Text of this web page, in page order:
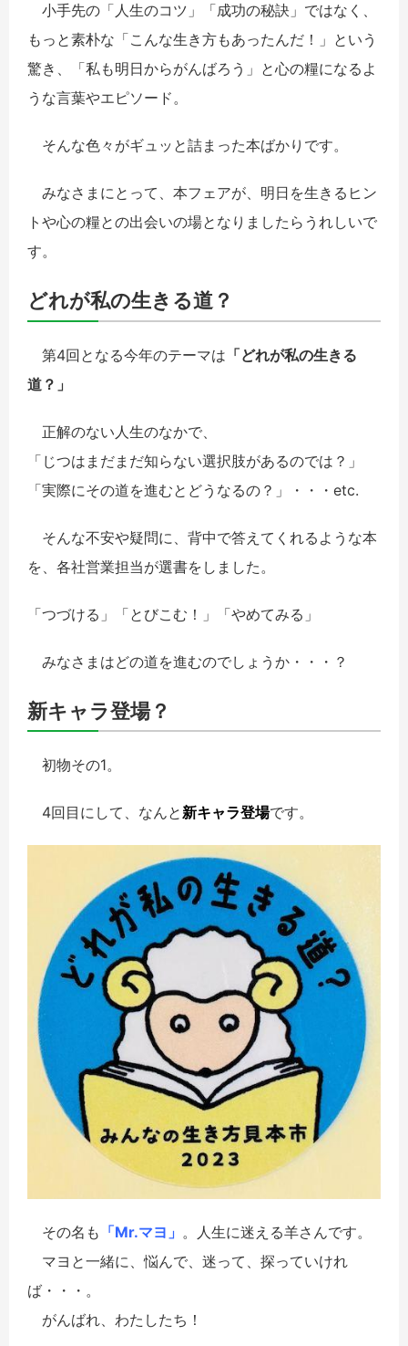
小手先の「人生のコツ」「成功の秘訣」ではなく、
もっと素朴な「こんな生き方もあったんだ！」という
驚き、「私も明日からがんばろう」と心の糧になるよ
うな言葉やエピソード。
そんな色々がギュッと詰まった本ばかりです。
みなさまにとって、本フェアが、明日を生きるヒン
トや心の糧との出会いの場となりましたらうれしいで
す。
どれが私の生きる道？
第4回となる今年のテーマは 「どれが私の生きる
道？」
正解のない人生のなかで、
「じつはまだまだ知らない選択肢があるのでは？」
「実際にその道を進むとどうなるの？」・・・etc.
そんな不安や疑問に、背中で答えてくれるような本
を、各社営業担当が選書をしました。
「つづける」「とびこむ！」「やめてみる」
みなさまはどの道を進むのでしょうか・・・？
新キャラ登場？
初物その1。
4回目にして、なんと新キャラ登場です。
その名も 「Mr.マヨ」 。人生に迷える羊さんです。
マヨと一緒に、悩んで、迷って、探っていけれ
ば・・・。
がんばれ、わたしたち！